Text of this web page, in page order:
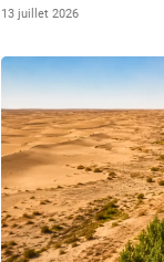
13 juillet 2026